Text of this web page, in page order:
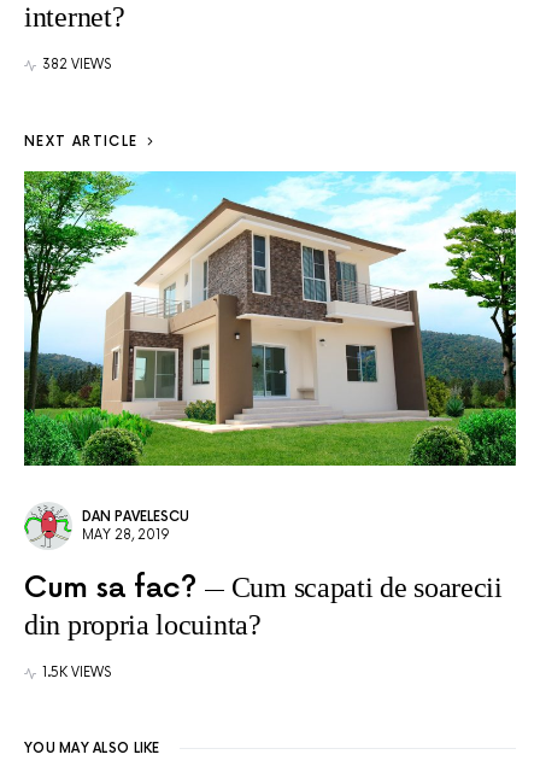
internet?
382 VIEWS
NEXT ARTICLE
DAN PAVELESCU
MAY 28, 2019
Cum sa fac?
Cum scapati de soarecii
din propria locuinta?
1.5K VIEWS
YOU MAY ALSO LIKE